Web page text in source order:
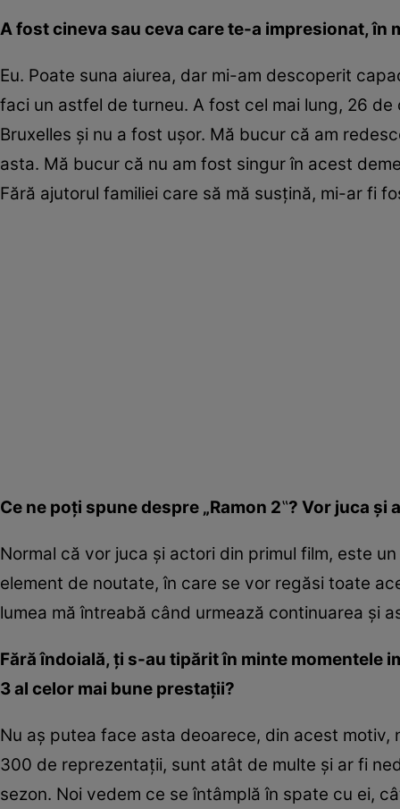
A fost cineva sau ceva care te-a impresionat, în
Eu. Poate suna aiurea, dar mi-am descoperit
faci un astfel de turneu. A fost cel mai lung, 26
Bruxelles și nu a fost ușor. Mă bucur că am
asta. Mă bucur că nu am fost singur în acest
Fără ajutorul familiei care să mă susțină, mi-ar fi
Ce ne poți spune despre „Ramon 2‟? Vor juca și
Normal că vor juca și actori din primul film, este
element de noutate, în care se vor regăsi toate
lumea mă întreabă când urmează continuarea și
Fără îndoială, ți s-au tipărit în minte momentele
3 al celor mai bune prestații?
Nu aș putea face asta deoarece, din acest motiv,
300 de reprezentații, sunt atât de multe și ar fi
sezon. Noi vedem ce se întâmplă în spate cu ei,